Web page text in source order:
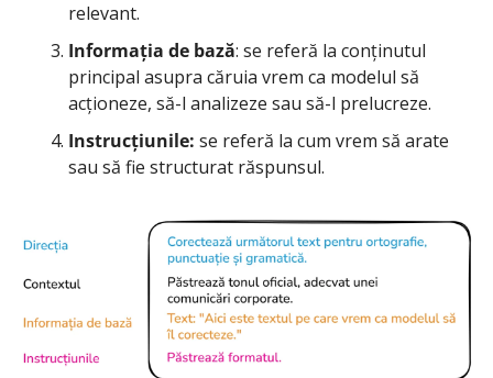
relevant.
Informația de bază: se referă la conținutul
principal asupra căruia vrem ca modelul să
acționeze, să-l analizeze sau să-l prelucreze.
Instrucțiunile: se referă la cum vrem să arate
sau să fie structurat răspunsul.